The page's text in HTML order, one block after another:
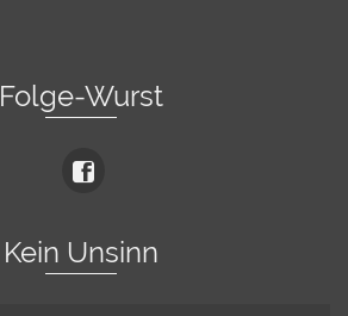
Folge-Wurst
Kein Unsinn